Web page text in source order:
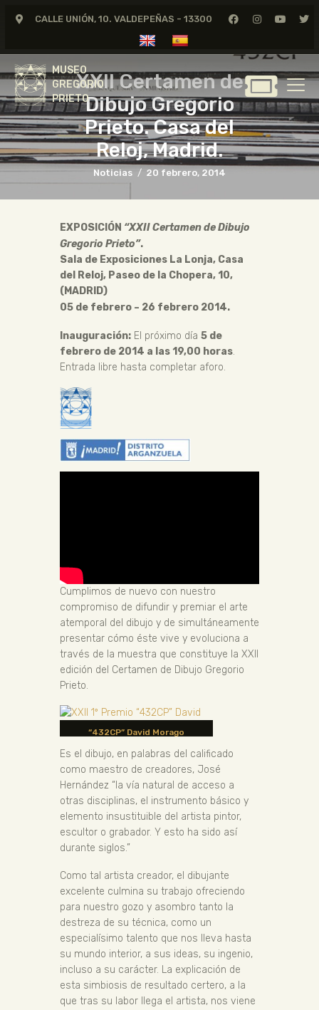
CALLE UNIÓN, 10. VALDEPEÑAS - 13300
MUSEO
GREGORIO
PRIETO
MUSEO
GREGORIO
PRIETO
GREGORIO PRIETO
MUSEO
ARCHIVO
CERTAMEN DE DIBUJO
TIENDA
NOTICIAS
XXII Certamen de
Dibujo Gregorio
Prieto. Casa del
Reloj, Madrid.
Noticias 20 febrero, 2014
EXPOSICIÓN “XXII Certamen de Dibujo
Gregorio Prieto”.
Sala de Exposiciones La Lonja, Casa
del Reloj, Paseo de la Chopera, 10,
(MADRID)
05 de febrero – 26 febrero 2014.
Inauguración: El próximo día 5 de
febrero de 2014 a las 19,00 horas.
Entrada libre hasta completar aforo.
Cumplimos de nuevo con nuestro
compromiso de difundir y premiar el arte
atemporal del dibujo y de simultáneamente
presentar cómo éste vive y evoluciona a
través de la muestra que constituye la XXII
edición del Certamen de Dibujo Gregorio
Prieto.
“432CP” David Morago
Es el dibujo, en palabras del calificado
como maestro de creadores, José
Hernández “la vía natural de acceso a
otras disciplinas, el instrumento básico y
elemento insustituible del artista pintor,
escultor o grabador. Y esto ha sido así
durante siglos.”
Como tal artista creador, el dibujante
excelente culmina su trabajo ofreciendo
para nuestro gozo y asombro tanto la
destreza de su técnica, como un
especialísimo talento que nos lleva hasta
su mundo interior, a sus ideas, su ingenio,
incluso a su carácter. La explicación de
esta simbiosis de resultado certero, a la
que tras su labor llega el artista, nos viene